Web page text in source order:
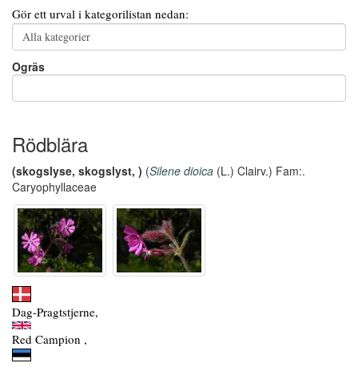
Gör ett urval i kategorilistan nedan:
Ogräs
Rödblära
(skogslyse, skogslyst, ) (Silene dioica (L.) Clairv.) Fam:.
Caryophyllaceae
Dag-Pragtstjerne,
Red Campion ,